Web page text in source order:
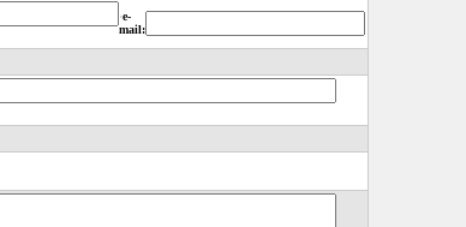
·e-
mail: